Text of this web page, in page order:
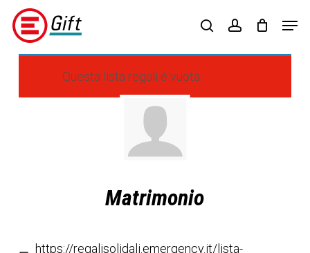
Skip
main
content
searchaccount
Questa lista regali è vuota.
Matrimonio
https://regalisolidali.emergency.it/lista-